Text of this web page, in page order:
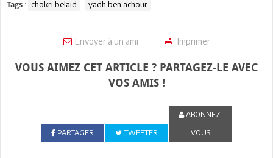
Tags : chokri belaid yadh ben achour
Envoyer à un ami Imprimer
VOUS AIMEZ CET ARTICLE ? PARTAGEZ-LE AVEC
VOS AMIS !
PARTAGER TWEETER
ABONNEZ-
VOUS